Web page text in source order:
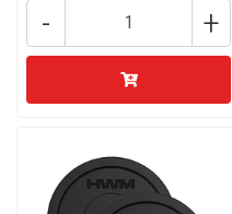
+
-